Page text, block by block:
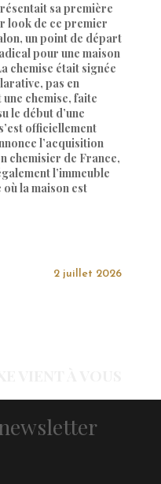
sa première
look de ce premier
un point de départ
pour une maison
chemise était signée
pas en
chemise, faite
le début d’une
officiellement
l’acquisition
chemisier de France,
l’immeuble
où la maison est
2 juillet 2026